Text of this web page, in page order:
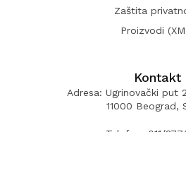
Zaštita
Proizvodi
Kontakt
Adresa: Ugrinovački put
11000 Beograd,
Telefon: 011/